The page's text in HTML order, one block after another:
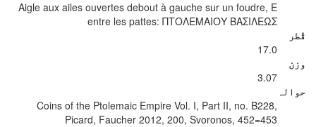
Aigle aux ailes ouvertes debout à gauche sur un foudre, E
entre les pattes: ΠΤΟΛΕΜΑΙΟΥ ΒΑΣΙΛΕΩΣ
قُطر
17.0
وزن
3.07
حوالہ
Coins of the Ptolemaic Empire Vol. I, Part II, no. B228,
Picard, Faucher 2012, 200, Svoronos, 452=453